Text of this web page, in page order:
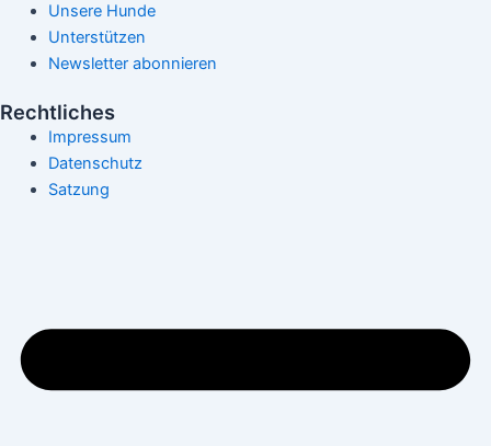
Unsere Hunde
Unterstützen
Newsletter abonnieren
Rechtliches
Impressum
Datenschutz
Satzung